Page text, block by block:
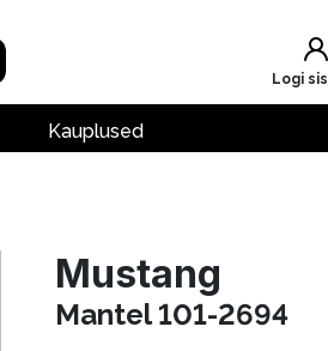
Logi
Kauplused
Mustang
Mantel 101-2694